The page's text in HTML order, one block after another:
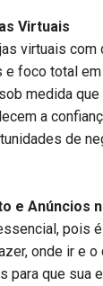
Virtuais
virtuais com
e foco total
medida
a
de
e Anúncios
pois
onde ir e o
para que sua